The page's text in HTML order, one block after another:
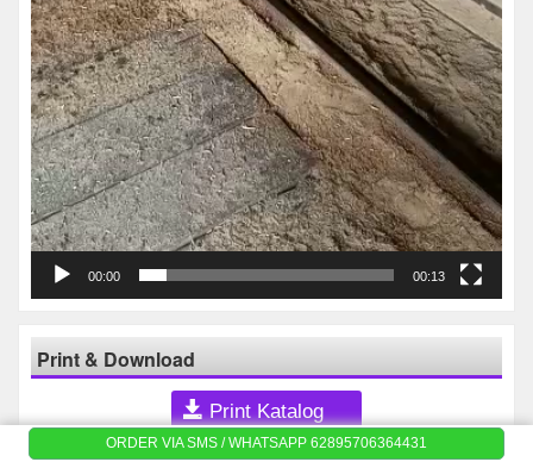
00:00 00:13
Print & Download
Print Katalog
ORDER VIA SMS / WHATSAPP 62895706364431